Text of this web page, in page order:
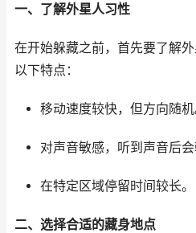
一、了解外星人习性
在开始躲藏之前，首先要了解
以下特点：
移动速度较快，但方向随机
对声音敏感，听到声音后会
在特定区域停留时间较长。
二、选择合适的藏身地点